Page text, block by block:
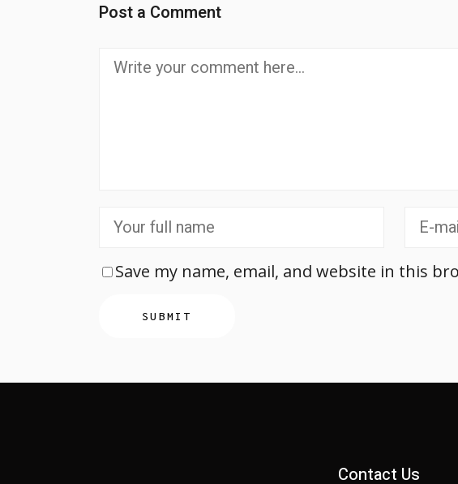
Post a Comment
Save my name, email, and website in this
Contact Us